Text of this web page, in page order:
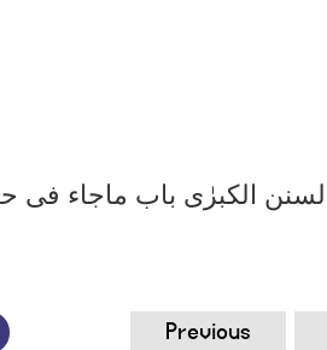
السنن الکبرٰی باب ماجاء فی
Previous